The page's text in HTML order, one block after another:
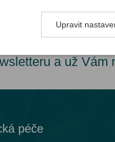
a už Vám
péče
Upravit